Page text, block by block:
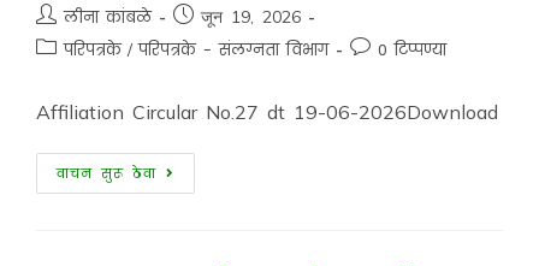
लीना कांबळे जून 19, 2026
परिपत्रके / परिपत्रके - संलग्नता विभाग 0 टिप्पण्या
Affiliation Circular No.27 dt 19-06-2026Download
वाचन सुरू ठेवा